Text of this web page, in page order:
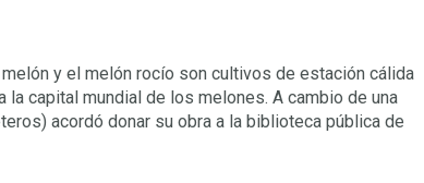
y el melón rocío son cultivos de estación cálida
capital mundial de los melones. A cambio de una
acordó donar su obra a la biblioteca pública de